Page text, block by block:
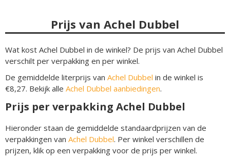
Prijs van Achel Dubbel
Wat kost Achel Dubbel in de winkel? De prijs van Achel Dubbel
verschilt per verpakking en per winkel.
De gemiddelde literprijs van Achel Dubbel in de winkel is
€8,27. Bekijk alle Achel Dubbel aanbiedingen.
Prijs per verpakking Achel Dubbel
Hieronder staan de gemiddelde standaardprijzen van de
verpakkingen van Achel Dubbel. Per winkel verschillen de
prijzen, klik op een verpakking voor de prijs per winkel.